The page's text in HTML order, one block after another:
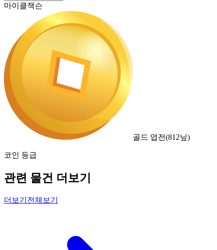
마이클잭슨
골드 엽전(812닢)
코인 등급
관련 물건 더보기
더보기 전체보기